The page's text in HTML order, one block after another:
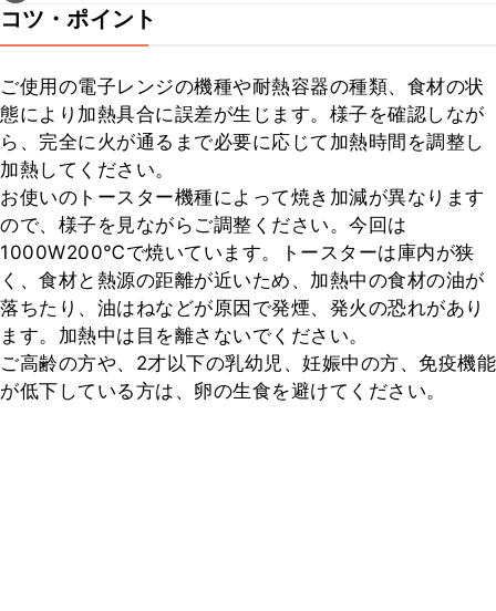
コツ・ポイント
ご使用の電子レンジの機種や耐熱容器の種類、食材の状
態により加熱具合に誤差が生じます。様子を確認しなが
ら、完全に火が通るまで必要に応じて加熱時間を調整し
加熱してください。
お使いのトースター機種によって焼き加減が異なります
ので、様子を見ながらご調整ください。今回は
1000W200℃で焼いています。トースターは庫内が狭
く、食材と熱源の距離が近いため、加熱中の食材の油が
落ちたり、油はねなどが原因で発煙、発火の恐れがあり
ます。加熱中は目を離さないでください。
ご高齢の方や、2才以下の乳幼児、妊娠中の方、免疫機能
が低下している方は、卵の生食を避けてください。